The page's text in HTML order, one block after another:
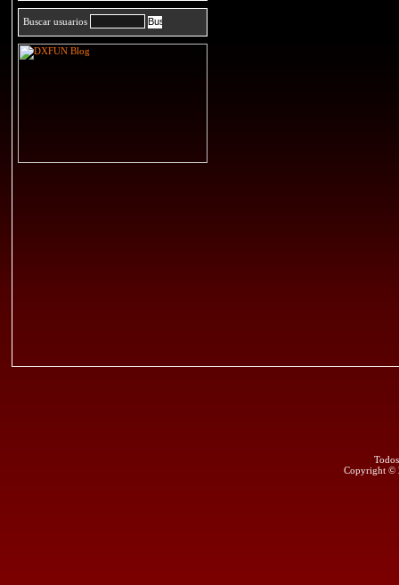
Buscar usuarios
Copyright ©